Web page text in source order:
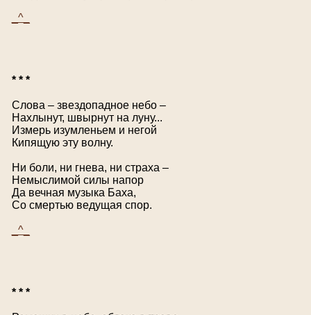
_^_
* * *
Слова – звездопадное небо –
Нахлынут, швырнут на луну...
Измерь изумленьем и негой
Кипящую эту волну.
Ни боли, ни гнева, ни страха –
Немыслимой силы напор
Да вечная музыка Баха,
Со смертью ведущая спор.
_^_
* * *